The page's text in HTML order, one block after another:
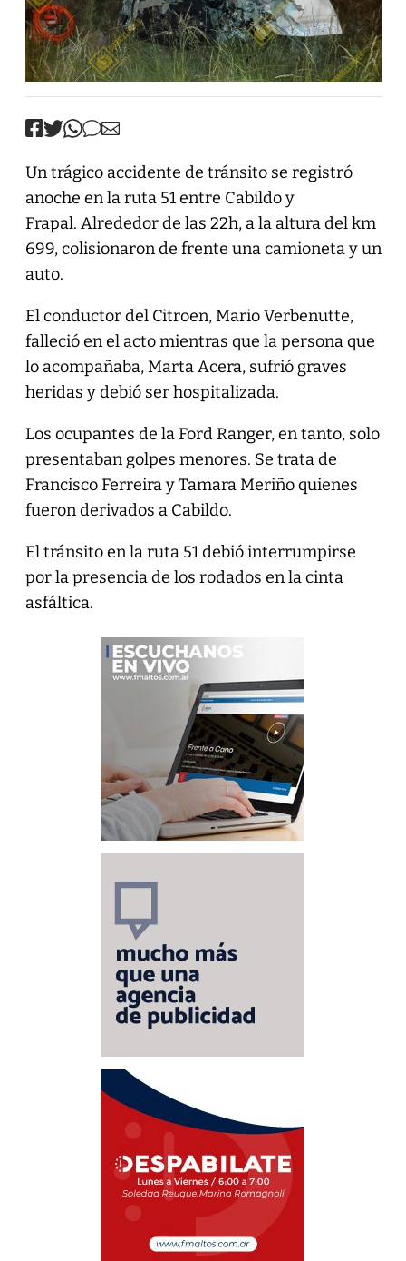
Un trágico accidente de tránsito se registró
anoche en la ruta 51 entre Cabildo y
Frapal. Alrededor de las 22h, a la altura del km
699, colisionaron de frente una camioneta y un
auto.
El conductor del Citroen, Mario Verbenutte,
falleció en el acto mientras que la persona que
lo acompañaba, Marta Acera, sufrió graves
heridas y debió ser hospitalizada.
Los ocupantes de la Ford Ranger, en tanto, solo
presentaban golpes menores. Se trata de
Francisco Ferreira y Tamara Meriño quienes
fueron derivados a Cabildo.
El tránsito en la ruta 51 debió interrumpirse
por la presencia de los rodados en la cinta
asfáltica.